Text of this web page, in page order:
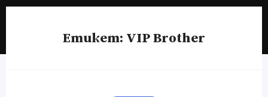
Етикет: VIP Brother